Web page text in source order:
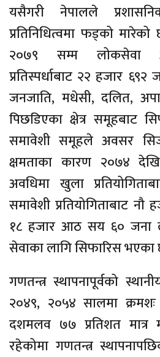
यसैगरी नेपालले
प्रतिनिधित्वमा फड्को
२०७९ सम्म लोकसेवा
प्रतिस्पर्धाबाट २२ हजार
जनजाति, मधेसी, दलित,
पिछडिएका क्षेत्र समूहबाट
समावेशी समूहले अवसर
क्षमताका कारण २०७४
अवधिमा खुला
समावेशी प्रतियोगिताबाट
१८ हजार आठ सय ६० जना
सेवाका लागि सिफारिस भएका
गणतन्त्र स्थापनापूर्वको
२०४९, २०५४ सालमा
दशमलव ७७ प्रतिशत मात्र
रहेकोमा गणतन्त्र